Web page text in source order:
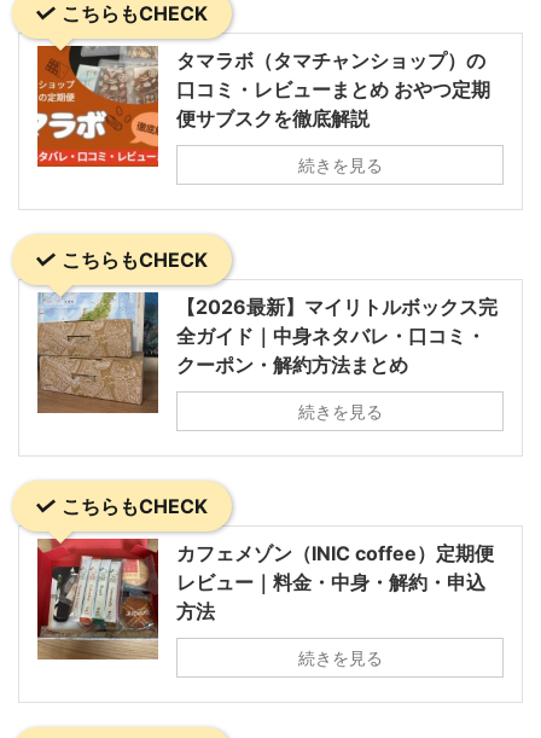
こちらもCHECK
タマラボ（タマチャンショップ）の
口コミ・レビューまとめ おやつ定期
便サブスクを徹底解説
続きを見る
こちらもCHECK
【2026最新】マイリトルボックス完
全ガイド｜中身ネタバレ・口コミ・
クーポン・解約方法まとめ
続きを見る
こちらもCHECK
カフェメゾン（INIC coffee）定期便
レビュー｜料金・中身・解約・申込
方法
続きを見る